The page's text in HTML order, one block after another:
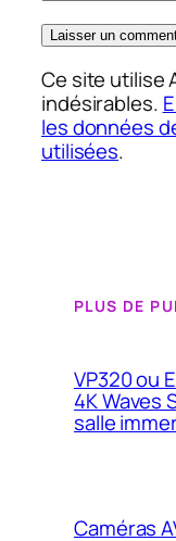
Ce site utilise
indésirables.
les données
utilisées.
PLUS DE
VP320 ou
4K Waves
salle
Caméras